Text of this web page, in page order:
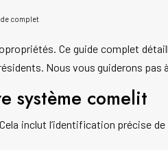
complet
Ce guide complet
Nous vous guiderons
système comelit
inclut l’identification précise